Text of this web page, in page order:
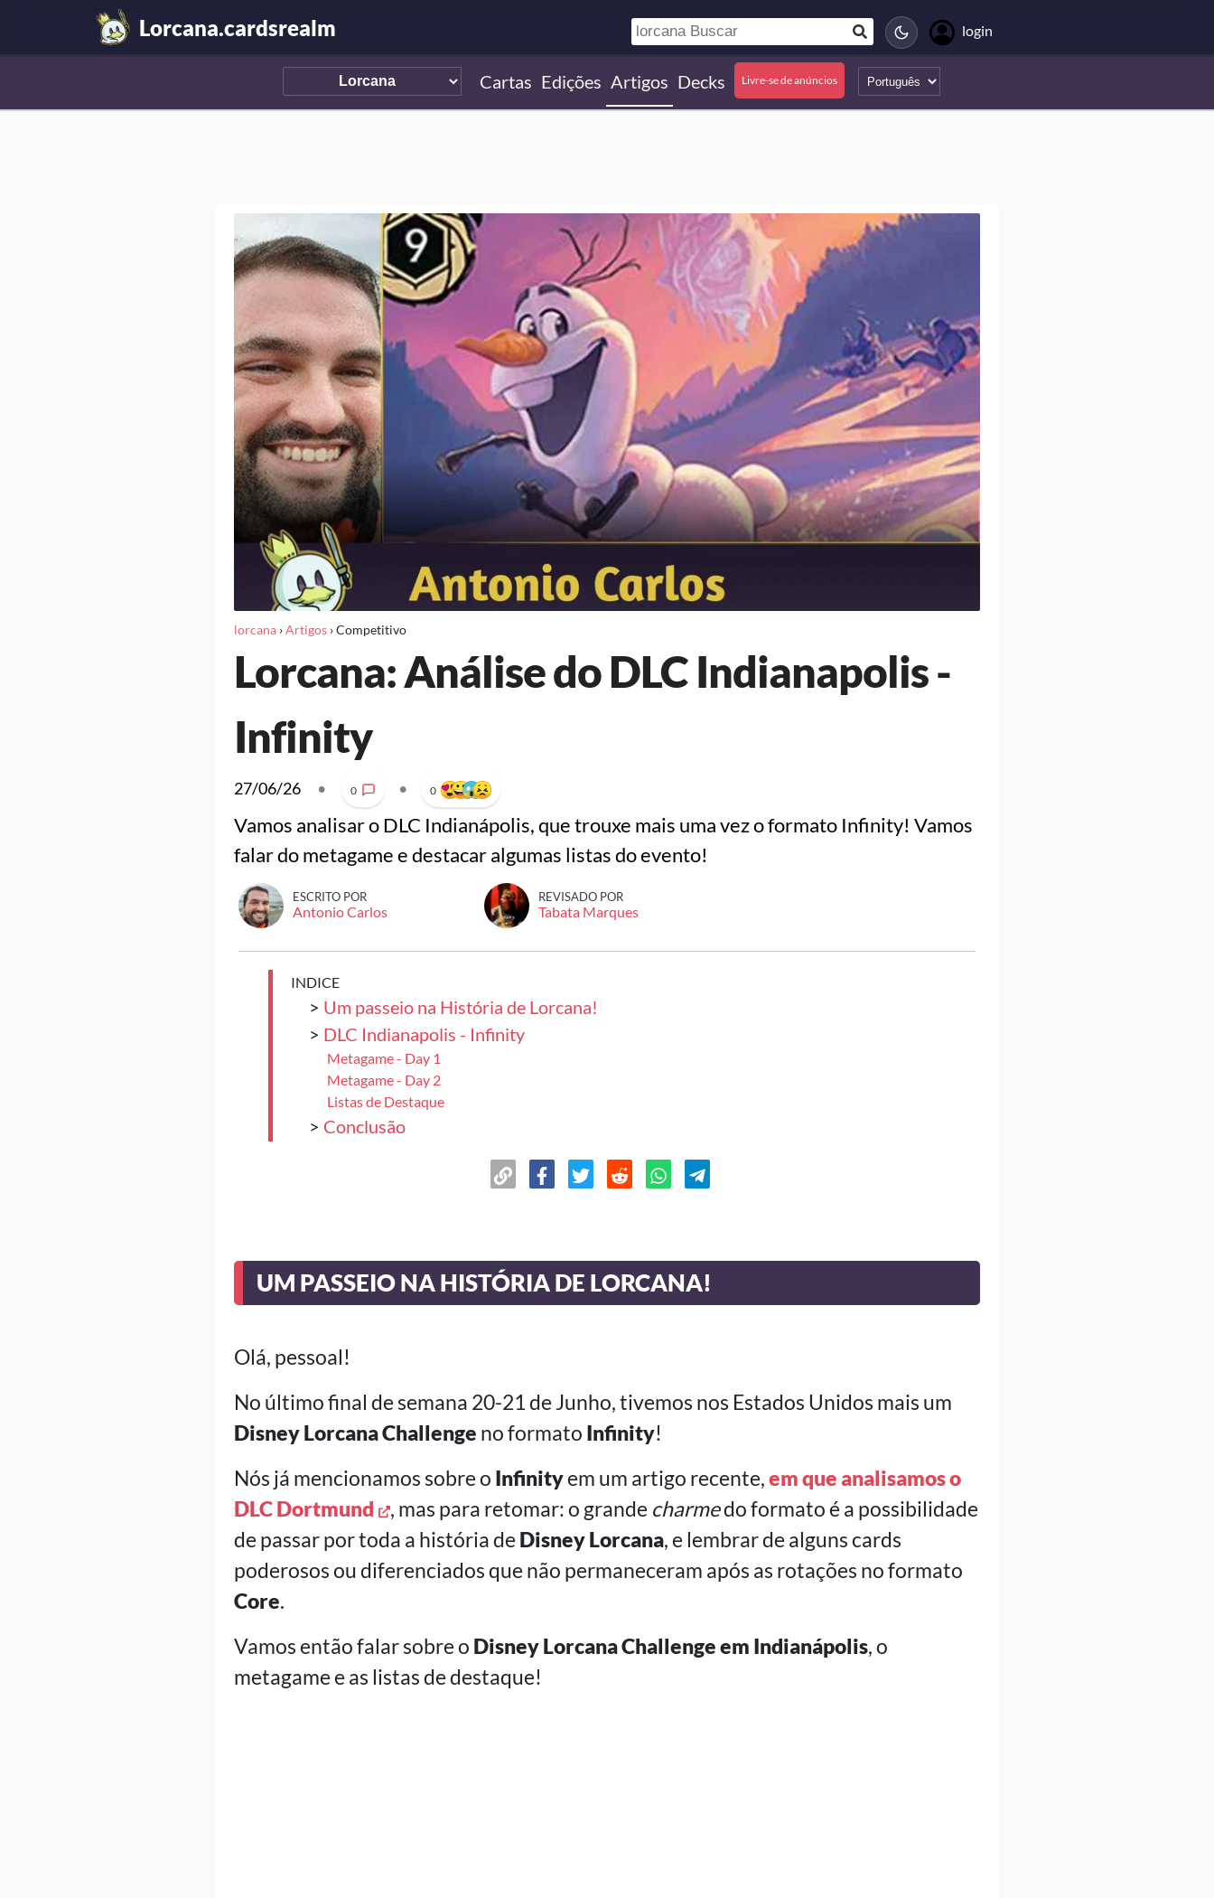
Lorcana.cardsrealm login
Cartas Edições Artigos Decks Livre-se de anúncios
lorcana›Artigos›Competitivo
Lorcana: Análise do DLC Indianapolis -
Infinity
27/06/26 • 0 • 0
Vamos analisar o DLC Indianápolis, que trouxe mais uma vez o formato Infinity! Vamos
falar do metagame e destacar algumas listas do evento!
ESCRITO POR
Antonio Carlos
REVISADO POR
Tabata Marques
INDICE
> Um passeio na História de Lorcana!
> DLC Indianapolis - Infinity
Metagame - Day 1
Metagame - Day 2
Listas de Destaque
> Conclusão
UM PASSEIO NA HISTÓRIA DE LORCANA!
Olá, pessoal!
No último final de semana 20-21 de Junho, tivemos nos Estados Unidos mais um
Disney Lorcana Challenge no formato Infinity!
Nós já mencionamos sobre o Infinityem um artigo recente,em que analisamos o
DLC Dortmund
, mas para retomar: o grande charmedo formato é a possibilidade
de passar por toda a história de Disney Lorcana, e lembrar de alguns cards
poderosos ou diferenciados que não permaneceram após as rotações no formato
Core.
Vamos então falar sobre o Disney Lorcana Challenge em Indianápolis, o
metagame e as listas de destaque!